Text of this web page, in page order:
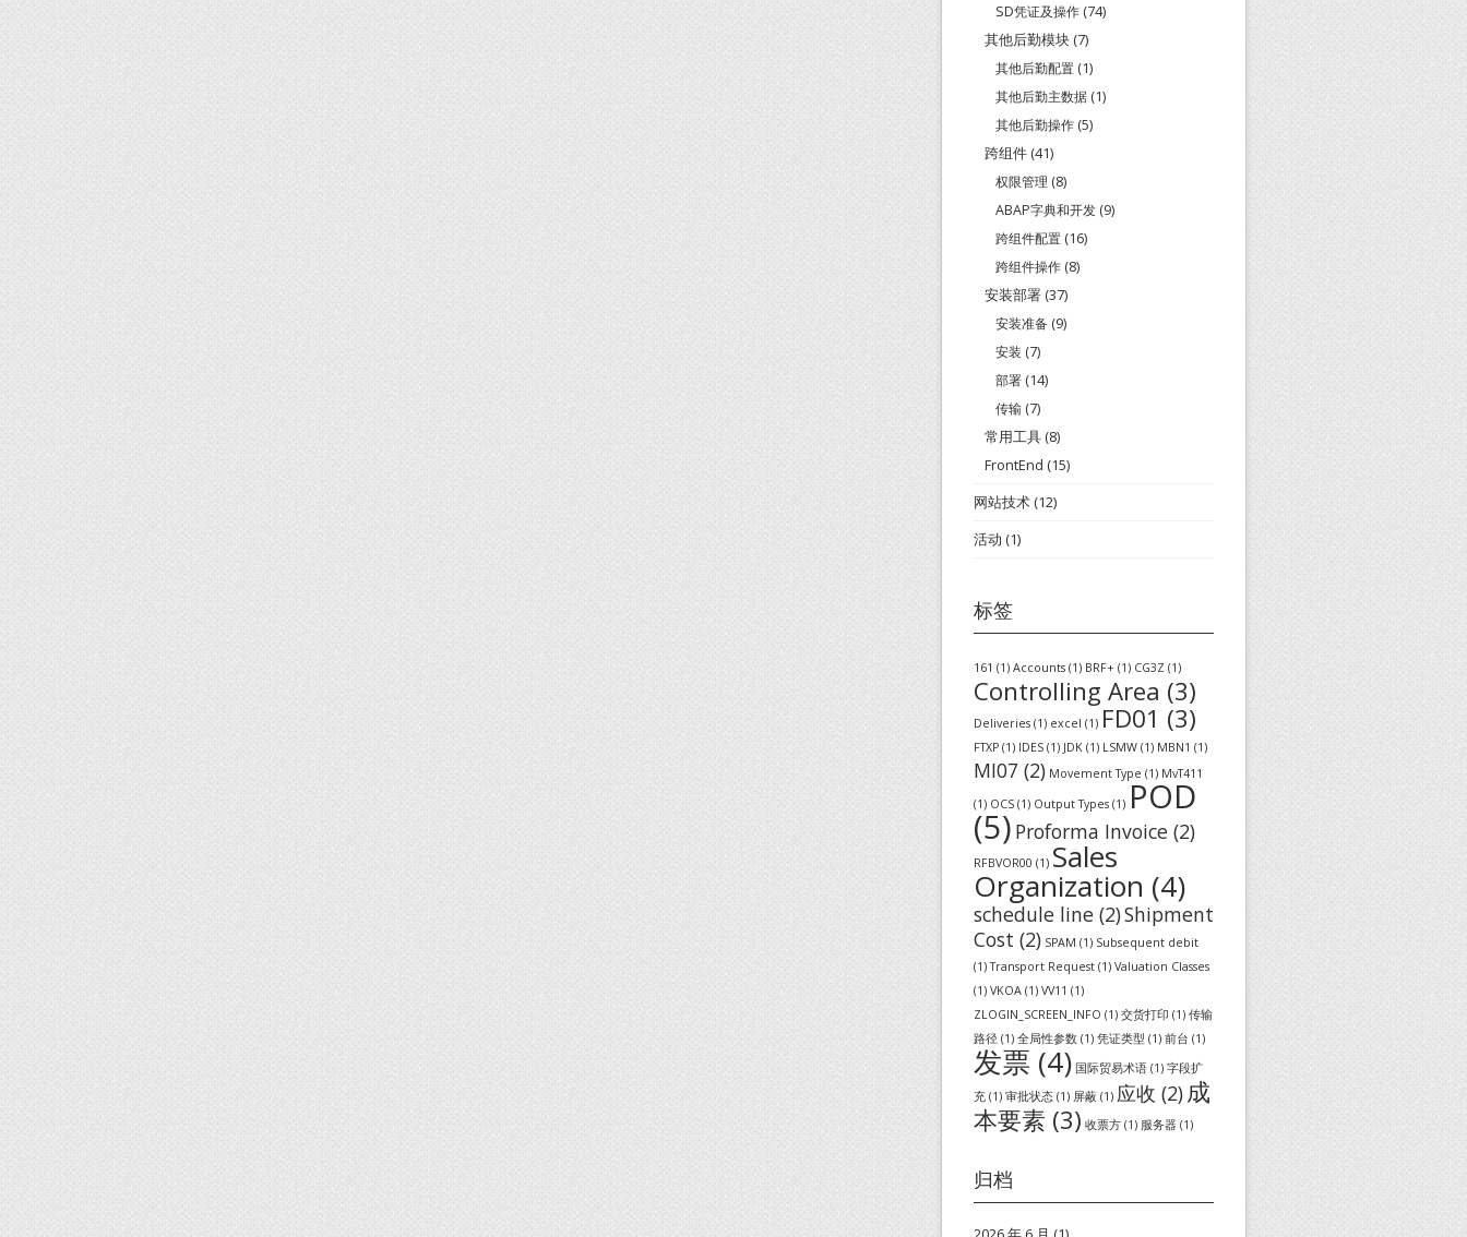
SD凭证及操作 (74)
其他后勤模块 (7)
其他后勤配置 (1)
其他后勤主数据 (1)
其他后勤操作 (5)
跨组件 (41)
权限管理 (8)
ABAP字典和开发 (9)
跨组件配置 (16)
跨组件操作 (8)
安装部署 (37)
安装准备 (9)
安装 (7)
部署 (14)
传输 (7)
常用工具 (8)
FrontEnd (15)
网站技术(12)
活动 (1)
标签
161 (1) Accounts (1) BRF+ (1) CG3Z (1)
Controlling Area (3)
Deliveries (1) excel (1) FD01 (3)
FTXP (1) IDES (1) JDK (1) LSMW (1) MBN1 (1)
MI07 (2) Movement Type (1) MvT411
(1) OCS (1) Output Types (1) POD
(5) Proforma Invoice (2)
RFBVOR00 (1) Sales
Organization (4)
schedule line (2)Shipment
Cost (2) SPAM (1) Subsequent debit
(1) Transport Request (1) Valuation Classes
(1) VKOA (1) VV11 (1)
ZLOGIN_SCREEN_INFO (1) 交货打印 (1) 传输
路径 (1) 全局性参数 (1) 凭证类型 (1) 前台 (1)
发票 (4) 国际贸易术语 (1) 字段扩
充 (1) 审批状态 (1) 屏蔽 (1) 应收 (2)成
本要素 (3) 收票方 (1) 服务器 (1)
归档